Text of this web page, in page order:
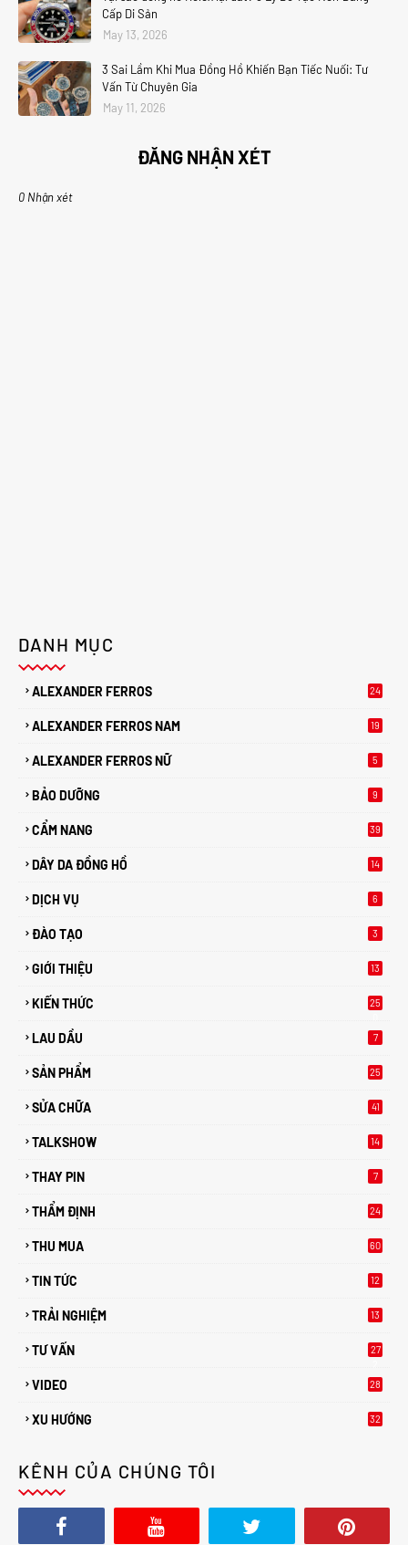
Cấp Di Sản
May 13, 2026
3 Sai Lầm Khi Mua Đồng Hồ Khiến Bạn Tiếc Nuối: Tư
Vấn Từ Chuyên Gia
May 11, 2026
ĐĂNG NHẬN XÉT
0 Nhận xét
DANH MỤC
ALEXANDER FERROS 24
ALEXANDER FERROS NAM 19
ALEXANDER FERROS NỮ 5
BẢO DƯỠNG 9
CẨM NANG 39
DÂY DA ĐỒNG HỒ 14
DỊCH VỤ 6
ĐÀO TẠO 3
GIỚI THIỆU 13
KIẾN THỨC
25
LAU DẦU 7
SẢN PHẨM 25
SỬA CHỮA 41
TALKSHOW 14
THAY PIN 7
THẨM ĐỊNH 24
THU MUA 60
TIN TỨC 12
TRẢI NGHIỆM 13
TƯ VẤN
27
VIDEO 28
XU HƯỚNG
32
KÊNH CỦA CHÚNG TÔI